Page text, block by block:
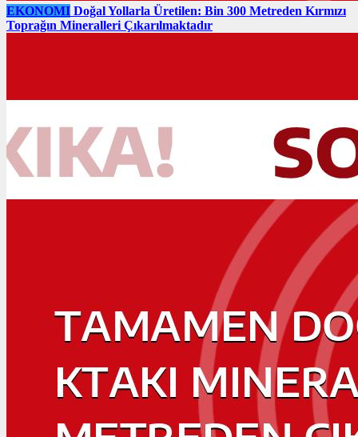
EKONOMI Doğal Yollarla Üretilen: Bin 300 Metreden Kırmızı
Toprağın Mineralleri Çıkarılmaktadır